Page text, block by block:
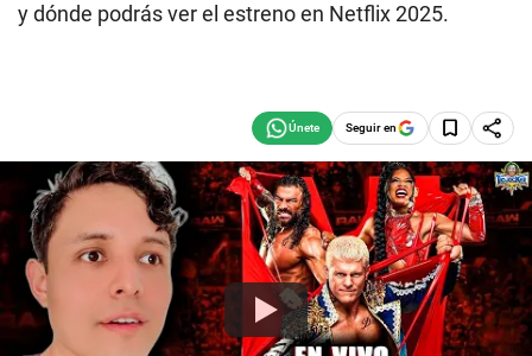
y dónde podrás ver el estreno en Netflix 2025.
Seguir en